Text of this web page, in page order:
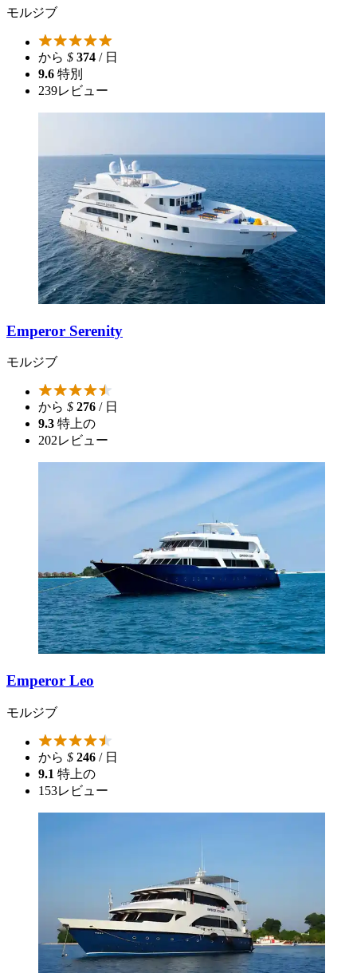
モルジブ
から $ 374 / 日
9.6 特別
239レビュー
Emperor Serenity
モルジブ
から $ 276 / 日
9.3 特上の
202レビュー
Emperor Leo
モルジブ
から $ 246 / 日
9.1 特上の
153レビュー